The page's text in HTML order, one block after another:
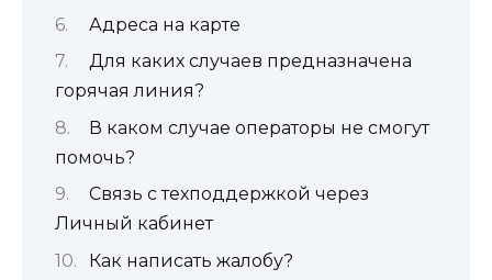
Адреса на карте
Для каких случаев предназначена
горячая линия?
В каком случае операторы не смогут
помочь?
Связь с техподдержкой через
Личный кабинет
Как написать жалобу?